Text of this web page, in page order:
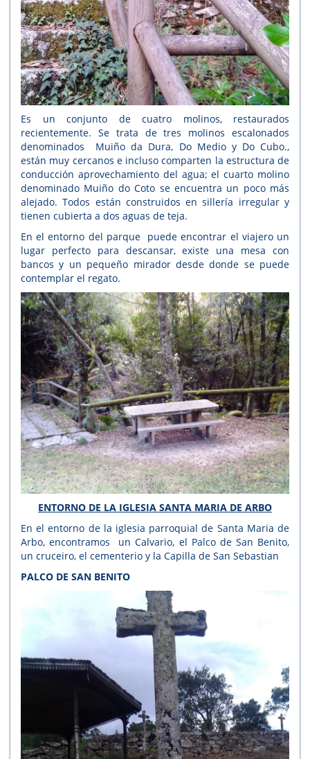
Es un conjunto de cuatro molinos, restaurados
recientemente. Se trata de tres molinos escalonados
denominados Muiño da Dura, Do Medio y Do Cubo.,
están muy cercanos e incluso comparten la estructura de
conducción aprovechamiento del agua; el cuarto molino
denominado Muiño do Coto se encuentra un poco más
alejado. Todos están construidos en sillería irregular y
tienen cubierta a dos aguas de teja.
En el entorno del parque puede encontrar el viajero un
lugar perfecto para descansar, existe una mesa con
bancos y un pequeño mirador desde donde se puede
contemplar el regato.
ENTORNO DE LA IGLESIA SANTA MARIA DE ARBO
En el entorno de la iglesia parroquial de Santa Maria de
Arbo, encontramos un Calvario, el Palco de San Benito,
un cruceiro, el cementerio y la Capilla de San Sebastian
PALCO DE SAN BENITO